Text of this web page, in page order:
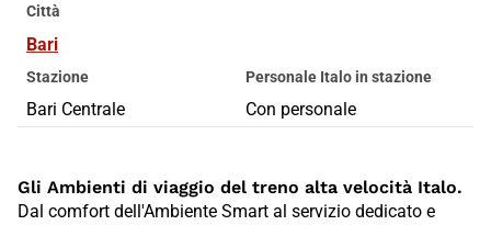
Città
Bari
Stazione
Bari Centrale
Personale Italo in stazione
Con personale
Gli Ambienti di viaggio del treno alta velocità Italo.
Dal comfort dell'Ambiente Smart al servizio dedicato e